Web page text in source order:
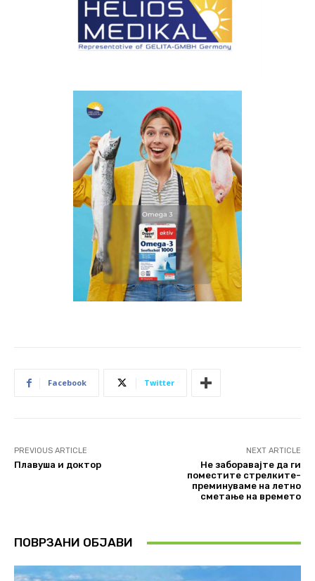
Facebook Twitter
PREVIOUS ARTICLE
Плавуша и доктор
NEXT ARTICLE
Не заборавајте да ги
поместите стрелките-
преминуваме на летно
сметање на времето
ПОВРЗАНИ ОБЈАВИ